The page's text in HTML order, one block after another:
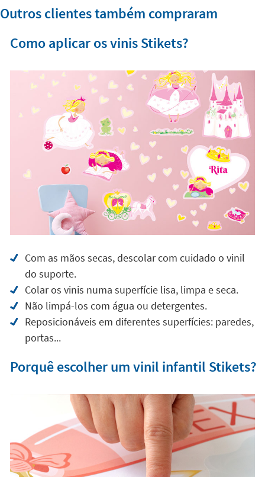
Outros clientes também compraram
Como aplicar os vinis Stikets?
Com as mãos secas, descolar com cuidado o vinil
do suporte.
Não limpá-los com água ou detergentes.
Reposicionáveis em diferentes superfícies: paredes,
portas...
Porquê escolher um vinil infantil Stikets?